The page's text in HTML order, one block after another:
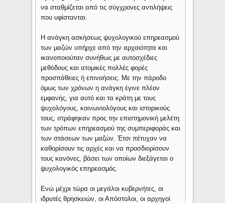
να σταθμίζεται από τις σύγχρονες αντιλήψεις
που υφίστανται.
Η ανάγκη ασκήσεως ψυχολογικού επηρεασμού
των μαζών υπήρχε από την αρχαιότητα και
ικανοποιούταν συνήθως με αυτοσχέδιες
μεθόδους και ατομικές πολλές φορές
προσπάθειες ή επινοήσεις. Με την πάροδο
όμως των χρόνων η ανάγκη έγινε πλέον
εμφανής, για αυτό και τα κράτη με τους
ψυχολόγους, κοινωνιολόγους και ιστορικούς
τους, στράφηκαν προς την επιστημονική μελέτη
των τρόπων επηρεασμού της συμπεριφοράς και
των στάσεων των μαζών. Έτσι πέτυχαν να
καθορίσουν τις αρχές και να προσδιορίσουν
τους κανόνες, βάσει των οποίων διεξάγεται ο
ψυχολογικός επηρεασμός.
Ενώ μέχρι τώρα οι μεγάλοι κυβερνήτες, οι
ιδρυτές θρησκειών, οι Απόστολοι, οι αρχηγοί